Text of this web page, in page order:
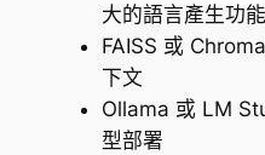
大的語言產生功能
FAISS 或
下文
Ollama 或 LM
型部署